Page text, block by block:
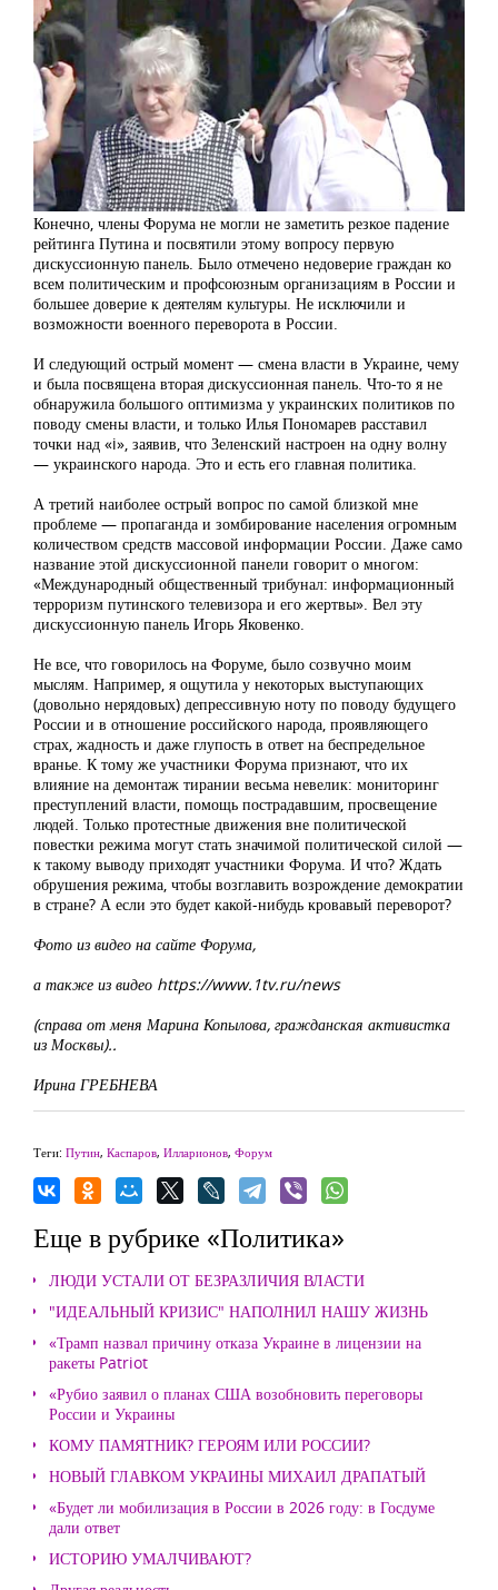
Конечно, члены Форума не могли не заметить резкое падение
рейтинга Путина и посвятили этому вопросу первую
дискуссионную панель. Было отмечено недоверие граждан ко
всем политическим и профсоюзным организациям в России и
большее доверие к деятелям культуры. Не исключили и
возможности военного переворота в России.
И следующий острый момент — смена власти в Украине, чему
и была посвящена вторая дискуссионная панель. Что-то я не
обнаружила большого оптимизма у украинских политиков по
поводу смены власти, и только Илья Пономарев расставил
точки над «i», заявив, что Зеленский настроен на одну волну
— украинского народа. Это и есть его главная политика.
А третий наиболее острый вопрос по самой близкой мне
проблеме — пропаганда и зомбирование населения огромным
количеством средств массовой информации России. Даже само
название этой дискуссионной панели говорит о многом:
«Международный общественный трибунал: информационный
терроризм путинского телевизора и его жертвы». Вел эту
дискуссионную панель Игорь Яковенко.
Не все, что говорилось на Форуме, было созвучно моим
мыслям. Например, я ощутила у некоторых выступающих
(довольно нерядовых) депрессивную ноту по поводу будущего
России и в отношение российского народа, проявляющего
страх, жадность и даже глупость в ответ на беспредельное
вранье. К тому же участники Форума признают, что их
влияние на демонтаж тирании весьма невелик: мониторинг
преступлений власти, помощь пострадавшим, просвещение
людей. Только протестные движения вне политической
повестки режима могут стать значимой политической силой —
к такому выводу приходят участники Форума. И что? Ждать
обрушения режима, чтобы возглавить возрождение демократии
в стране? А если это будет какой-нибудь кровавый переворот?
Фото из видео на сайте Форума,
а также из видео https://www.1tv.ru/news
(справа от меня Марина Копылова, гражданская активистка
из Москвы)..
Ирина ГРЕБНЕВА
Теги: Путин, Каспаров, Илларионов, Форум
Еще в рубрике «Политика»
ЛЮДИ УСТАЛИ ОТ БЕЗРАЗЛИЧИЯ ВЛАСТИ
"ИДЕАЛЬНЫЙ КРИЗИС" НАПОЛНИЛ НАШУ ЖИЗНЬ
«Трамп назвал причину отказа Украине в лицензии на
ракеты Patriot
«Рубио заявил о планах США возобновить переговоры
России и Украины
КОМУ ПАМЯТНИК? ГЕРОЯМ ИЛИ РОССИИ?
НОВЫЙ ГЛАВКОМ УКРАИНЫ МИХАИЛ ДРАПАТЫЙ
«Будет ли мобилизация в России в 2026 году: в Госдуме
дали ответ
ИСТОРИЮ УМАЛЧИВАЮТ?